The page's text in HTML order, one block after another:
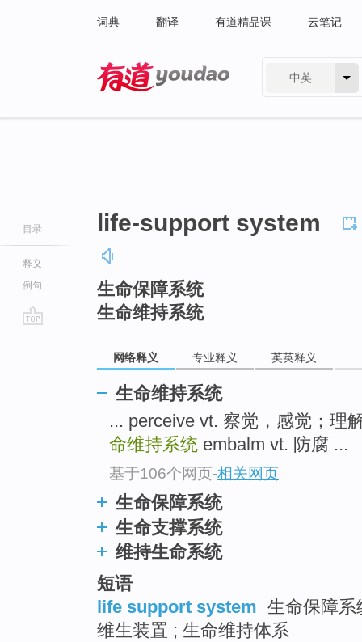
词典 翻译 有道精品课 云笔记
中英
目录
释义
例句
life-support system
生命保障系统
生命维持系统
网络释义 专业释义 英英释义
生命维持系统
... perceive vt. 察觉，感觉；理
命维持系统 embalm vt. 防腐 ...
基于106个网页-相关网页
生命保障系统
生命支撑系统
维持生命系统
短语
life support system 生命保障
维生装置 ; 生命维持体系